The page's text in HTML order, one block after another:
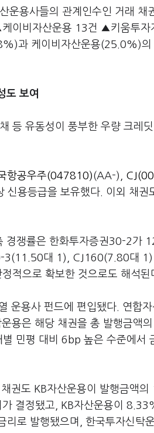
운용사들의 관계인수인 거래 채
이비자산운용 13건 ▲키움투자
과 케이비자산운용(25.0%)의
도 보여
등 유동성이 풍부한 우량 크레
항공우주(047810)(AA-),
용등급을 보유했다. 이외 채권
경쟁률은 한화투자증권30-2가
대 1), CJ160(7.80대 1)
적으로 확보한 것으로도 해석된
운용사 펀드에 편입됐다. 연합
용은 해당 채권을 총 발행금액
민평 대비 6bp 높은 수준에서
권도 KB자산운용이 발행금액의
결정됐고, KB자산운용이
로 발행됐으며, 한국투자신탁